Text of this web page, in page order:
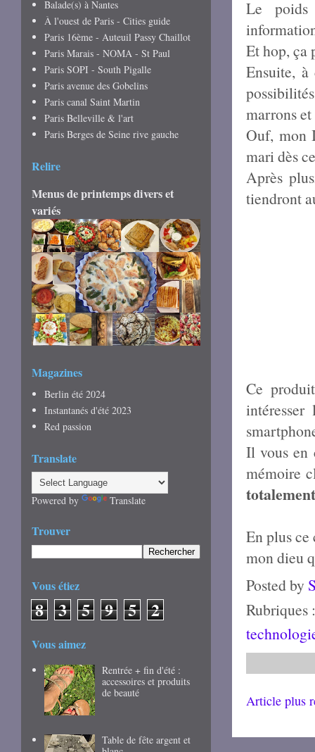
Le poids
Et hop, ça
Ensuite,
marrons
Ouf, mon
mari dès
Après
tiendront
Ce
Il vous en
mémoire
En plus ce
mon dieu
Posted by
Rubriques
Article plus
Balade(s) à Nantes
À l'ouest de Paris - Cities guide
Paris 16ème - Auteuil Passy Chaillot
Paris Marais - NOMA - St Paul
Paris SOPI - South Pigalle
Paris avenue des Gobelins
Paris canal Saint Martin
Paris Belleville & l'art
Paris Berges de Seine rive gauche
Relire
Menus de printemps divers et
variés
Magazines
Berlin été 2024
Instantanés d'été 2023
Red passion
Translate
Powered by Translate
Trouver
Vous étiez
8 3 5 9 5 2
Vous aimez
Rentrée + fin d'été :
accessoires et produits
de beauté
Table de fête argent et